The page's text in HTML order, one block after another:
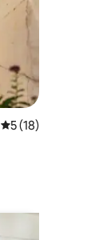
: 4,78 sur 5
Évaluation
5 (18)